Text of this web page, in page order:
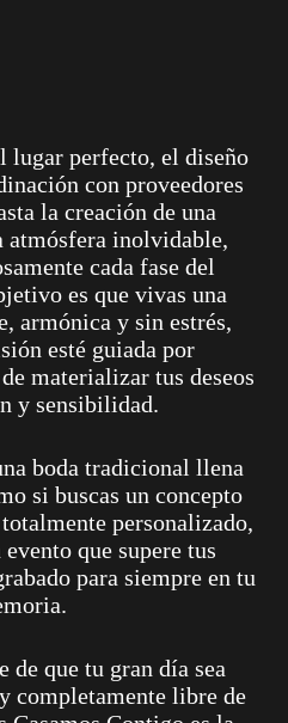
lugar perfecto, el diseño
con proveedores
la creación de una
atmósfera inolvidable,
cada fase del
es que vivas una
armónica y sin estrés,
esté guiada por
materializar tus deseos
y sensibilidad.
boda tradicional llena
si buscas un concepto
personalizado,
que supere tus
para siempre en tu
de que tu gran día sea
completamente libre de